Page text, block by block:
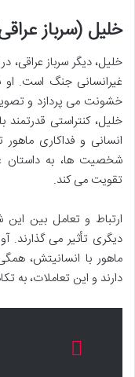
خلیل (سرباز
خلیل، دیگر سرباز عراقی،
غیرانسانی جنگ است. او
خشونت می پردازد و
خلیل، کنتراستی
انسانی و فداکاری
شخصیت ها، به
تقویت می کند.
ارتباط و تعامل بین
دیگری تأثیر می
ماهور با انسانیتش،
دارند و این تعاملات،